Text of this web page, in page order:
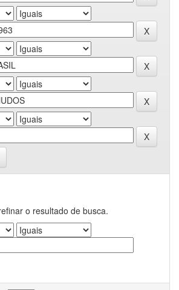
o resultado de busca.